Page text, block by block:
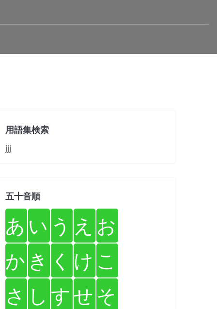
用語集検索
jjj
五十音順
あ い う え お
か き く け こ
さ し すせ そ